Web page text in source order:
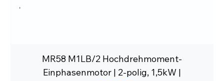
MR58 M1LB/2 Hochdrehmoment-
Einphasenmotor | 2-polig, 1,5kW |